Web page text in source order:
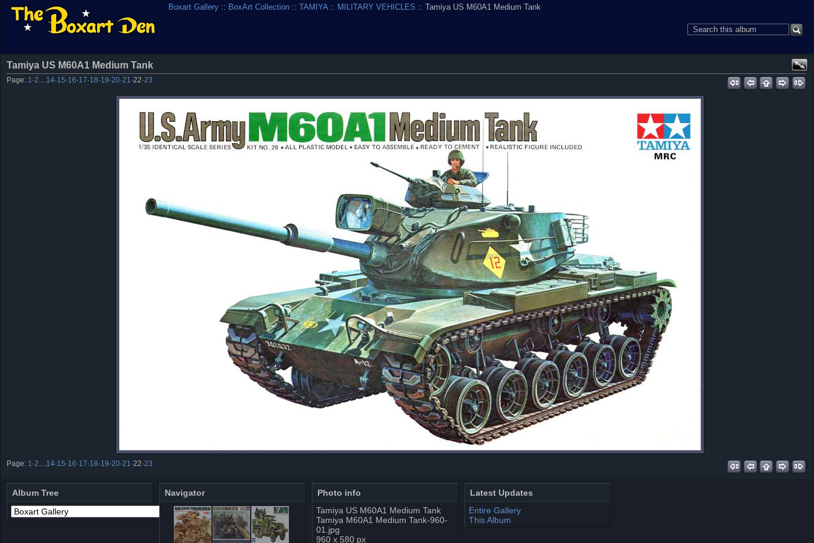
Boxart Gallery :: BoxArt Collection ::TAMIYA:: MILITARY VEHICLES :: Tamiya US M60A1 Medium Tank
Tamiya US M60A1 Medium Tank
Page: 1 ·2 14·15·16·17·18·19·20·21 ·22·23
Page: 1 ·2 14·15·16·17·18·19·20·21 ·22·23
Album Tree Navigator
Photo info
Tamiya US M60A1 Medium Tank
Tamiya M60A1 Medium Tank-960-
01.jpg
960 x 580 px
Latest Updates
Entire Gallery
This Album